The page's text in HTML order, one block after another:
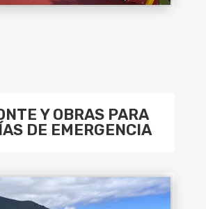
Y OBRAS PARA
DE EMERGENCIA